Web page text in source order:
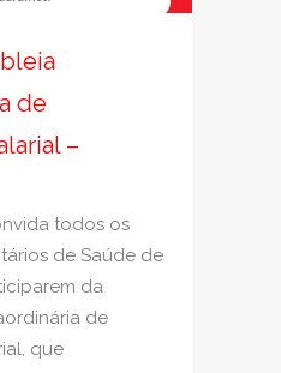
de
–
todos os
de Saúde de
da
de
que